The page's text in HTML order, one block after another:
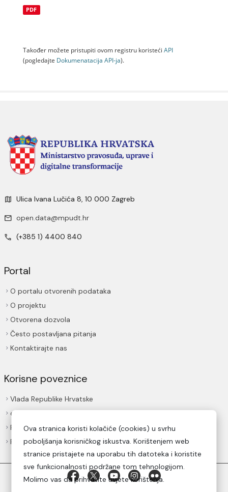
PDF
Također možete pristupiti ovom registru koristeći API
(pogledajte Dokumenаtаcijа API-jа).